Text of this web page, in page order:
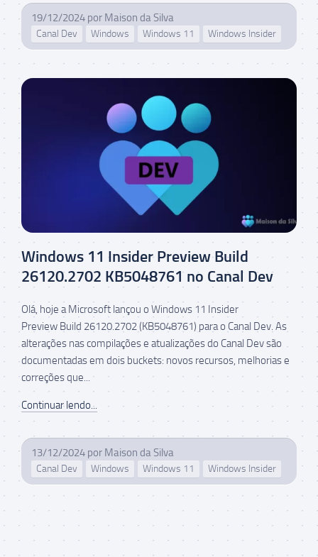
19/12/2024 por Maison da Silva
Canal Dev Windows Windows 11 Windows Insider
Windows 11 Insider Preview Build
26120.2702 KB5048761 no Canal Dev
Olá, hoje a Microsoft lançou o Windows 11 Insider
Preview Build 26120.2702 (KB5048761) para o Canal Dev. As
alterações nas compilações e atualizações do Canal Dev são
documentadas em dois buckets: novos recursos, melhorias e
correções que...
Continuar lendo...
13/12/2024 por Maison da Silva
Canal Dev Windows Windows 11 Windows Insider